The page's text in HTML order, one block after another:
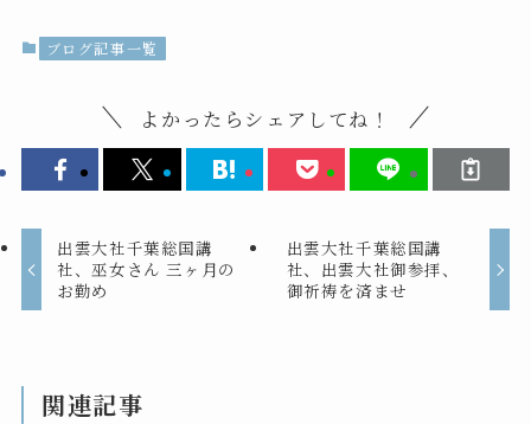
ブログ記事一覧
よかったらシェアしてね！
出雲大社千葉総国講
社、巫女さん 三ヶ月の
お勤め
出雲大社千葉総国講
社、出雲大社御参拝、
御祈祷を済ませ
関連記事